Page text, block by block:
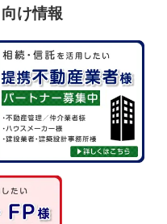
け情報